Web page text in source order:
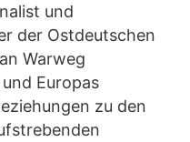
und
der Ostdeutschen
Warweg
Europas
zu den